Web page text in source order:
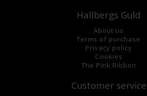
Hallbergs Guld
About us
Terms of purchase
Privacy policy
Cookies
The Pink Ribbon
Customer service